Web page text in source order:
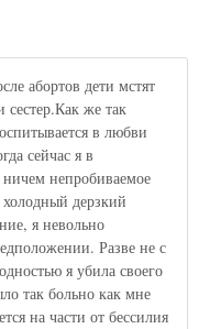
абортов дети мстят
сестер.Как же так
в любви
сейчас я в
непробиваемое
дерзкий
я невольно
Разве не с
я убила своего
так больно как мне
на части от бессилия